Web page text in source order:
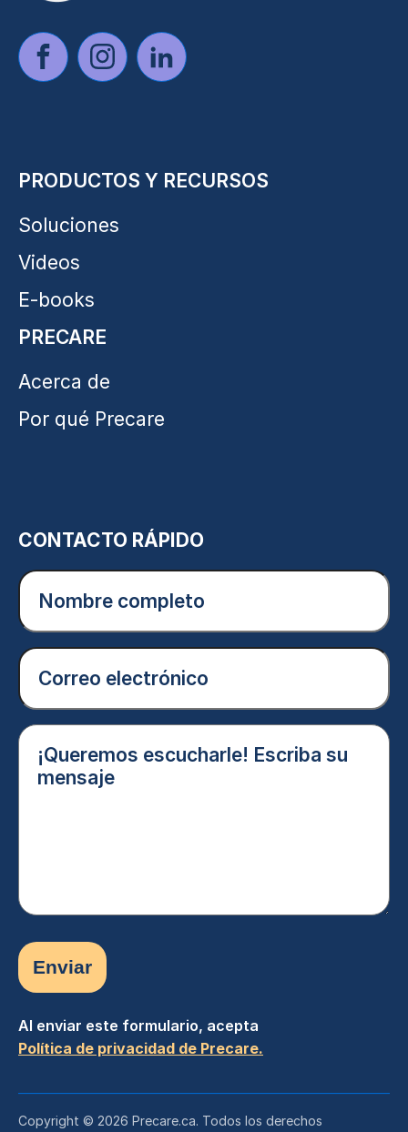
PRODUCTOS Y RECURSOS
Soluciones
Videos
E-books
PRECARE
Acerca de
Por qué Precare
CONTACTO RÁPIDO
Nombre
completo (Obligatorio)
Correo
electrónico (Obligatorio)
¡Queremos
escucharle!
Escriba
Al enviar este formulario, acepta
Política de privacidad de Precare.
Copyright © 2026 Precare.ca. Todos los derechos